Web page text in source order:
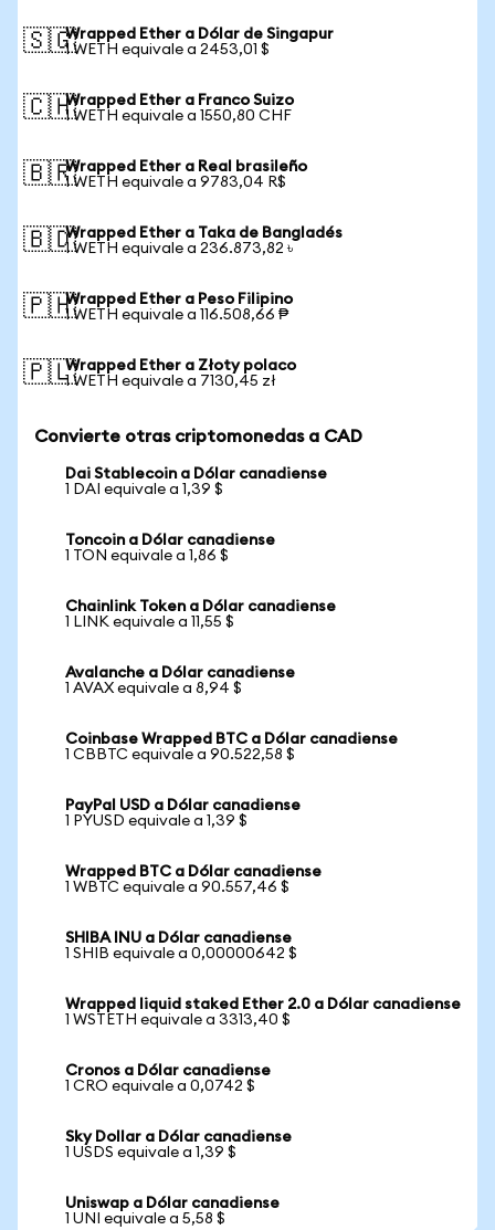
🇸🇬Wrapped Ether a Dólar de Singapur
1 WETH equivale a 2453,01 $
🇨🇭Wrapped Ether a Franco Suizo
1 WETH equivale a 1550,80 CHF
🇧🇷Wrapped Ether a Real brasileño
1 WETH equivale a 9783,04 R$
🇧🇩Wrapped Ether a Taka de Bangladés
1 WETH equivale a 236.873,82 ৳
🇵🇭Wrapped Ether a Peso Filipino
1 WETH equivale a 116.508,66 ₱
🇵🇱Wrapped Ether a Złoty polaco
1 WETH equivale a 7130,45 zł
Convierte otras criptomonedas a CAD
Dai Stablecoin a Dólar canadiense
1 DAI equivale a 1,39 $
Toncoin a Dólar canadiense
1 TON equivale a 1,86 $
Chainlink Token a Dólar canadiense
1 LINK equivale a 11,55 $
Avalanche a Dólar canadiense
1 AVAX equivale a 8,94 $
Coinbase Wrapped BTC a Dólar canadiense
1 CBBTC equivale a 90.522,58 $
PayPal USD a Dólar canadiense
1 PYUSD equivale a 1,39 $
Wrapped BTC a Dólar canadiense
1 WBTC equivale a 90.557,46 $
SHIBA INU a Dólar canadiense
1 SHIB equivale a 0,00000642 $
Wrapped liquid staked Ether 2.0 a Dólar canadiense
1 WSTETH equivale a 3313,40 $
Cronos a Dólar canadiense
1 CRO equivale a 0,0742 $
Sky Dollar a Dólar canadiense
1 USDS equivale a 1,39 $
Uniswap a Dólar canadiense
1 UNI equivale a 5,58 $